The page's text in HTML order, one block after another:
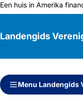
Een huis in Amerika
Landengids
Direct naar
Direct naar
Menu Landengids